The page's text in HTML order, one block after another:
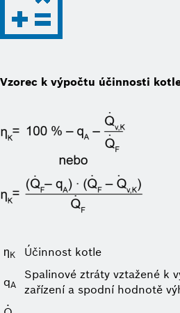
Vzorec k výpočtu účinnosti
ƞK Účinnost kotle
qA
Spalinové ztráty vztažené k
zařízení a spodní hodnotě
·